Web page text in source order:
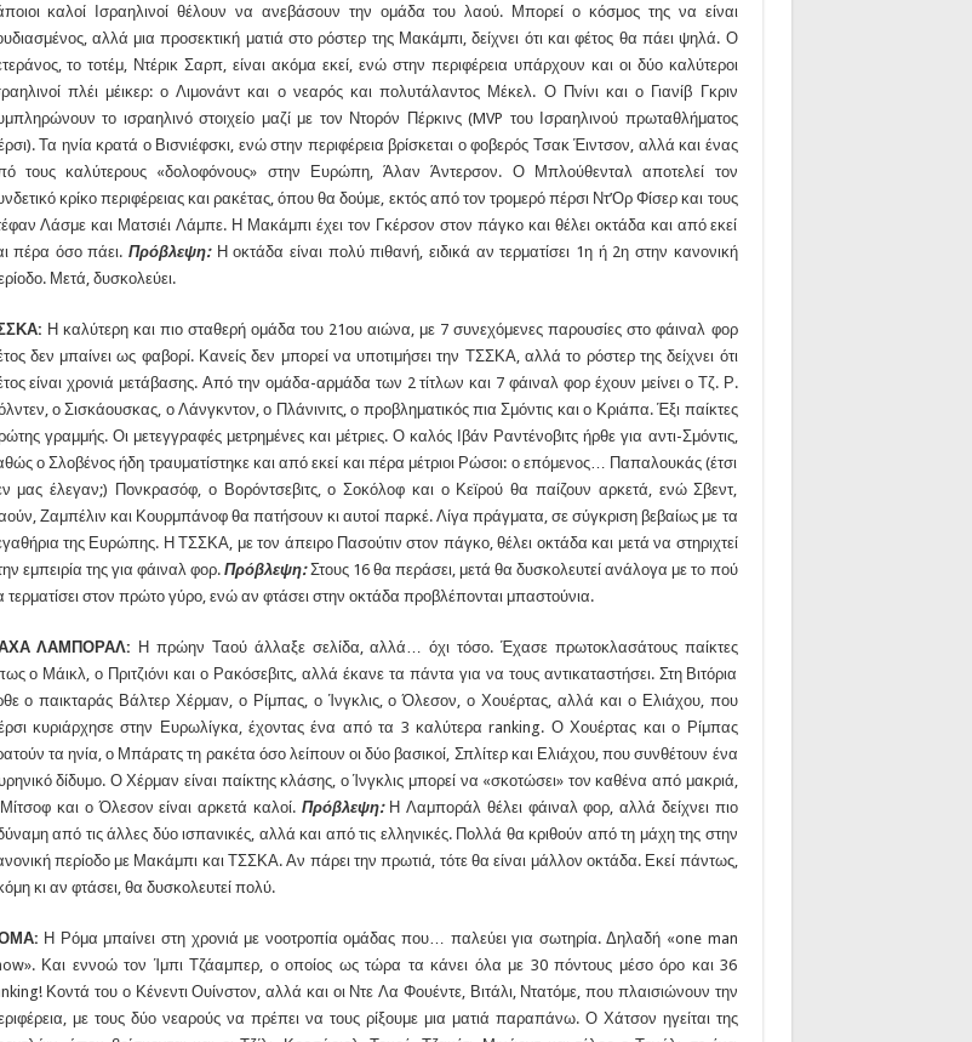
καλοί Ισραηλινοί θέλουν να ανεβάσουν την ομάδα του λαού. Μπορεί ο κόσμος της να είναι
αλλά μια προσεκτική ματιά στο ρόστερ της Μακάμπι, δείχνει ότι και φέτος θα πάει ψηλά. Ο
το τοτέμ, Ντέρικ Σαρπ, είναι ακόμα εκεί, ενώ στην περιφέρεια υπάρχουν και οι δύο καλύτεροι
πλέι μέικερ: ο Λιμονάντ και ο νεαρός και πολυτάλαντος Μέκελ. Ο Πνίνι και ο Γιανίβ Γκριν
το ισραηλινό στοιχείο μαζί με τον Ντορόν Πέρκινς (MVP του Ισραηλινού πρωταθλήματος
Τα ηνία κρατά ο Βισνιέφσκι, ενώ στην περιφέρεια βρίσκεται ο φοβερός Τσακ Έιντσον, αλλά και ένας
τους καλύτερους «δολοφόνους» στην Ευρώπη, Άλαν Άντερσον. Ο Μπλούθενταλ αποτελεί τον
κρίκο περιφέρειας και ρακέτας, όπου θα δούμε, εκτός από τον τρομερό πέρσι Ντ’Ορ Φίσερ και τους
Λάσμε και Ματσιέι Λάμπε. Η Μακάμπι έχει τον Γκέρσον στον πάγκο και θέλει οκτάδα και από εκεί
πέρα όσο πάει.Πρόβλεψη: Η οκτάδα είναι πολύ πιθανή, ειδικά αν τερματίσει 1η ή 2η στην κανονική
Μετά, δυσκολεύει.
Η καλύτερη και πιο σταθερή ομάδα του 21ου αιώνα, με 7 συνεχόμενες παρουσίες στο φάιναλ φορ
δεν μπαίνει ως φαβορί. Κανείς δεν μπορεί να υποτιμήσει την ΤΣΣΚΑ, αλλά το ρόστερ της δείχνει ότι
είναι χρονιά μετάβασης. Από την ομάδα-αρμάδα των 2 τίτλων και 7 φάιναλ φορ έχουν μείνει ο Τζ. Ρ.
ο Σισκάουσκας, ο Λάνγκντον, ο Πλάνινιτς, ο προβληματικός πια Σμόντις και ο Κριάπα. Έξι παίκτες
γραμμής. Οι μετεγγραφές μετρημένες και μέτριες. Ο καλός Ιβάν Ραντένοβιτς ήρθε για αντι-Σμόντις,
ο Σλοβένος ήδη τραυματίστηκε και από εκεί και πέρα μέτριοι Ρώσοι: ο επόμενος… Παπαλουκάς (έτσι
μας έλεγαν;) Πονκρασόφ, ο Βορόντσεβιτς, ο Σοκόλοφ και ο Κεϊρού θα παίζουν αρκετά, ενώ Σβεντ,
Ζαμπέλιν και Κουρμπάνοφ θα πατήσουν κι αυτοί παρκέ. Λίγα πράγματα, σε σύγκριση βεβαίως με τα
της Ευρώπης. Η ΤΣΣΚΑ, με τον άπειρο Πασούτιν στον πάγκο, θέλει οκτάδα και μετά να στηριχτεί
εμπειρία της για φάιναλ φορ.Πρόβλεψη:Στους 16 θα περάσει, μετά θα δυσκολευτεί ανάλογα με το πού
τερματίσει στον πρώτο γύρο, ενώ αν φτάσει στην οκτάδα προβλέπονται μπαστούνια.
ΛΑΜΠΟΡΑΛ: Η πρώην Ταού άλλαξε σελίδα, αλλά… όχι τόσο. Έχασε πρωτοκλασάτους παίκτες
ο Μάικλ, ο Πριτζιόνι και ο Ρακόσεβιτς, αλλά έκανε τα πάντα για να τους αντικαταστήσει. Στη Βιτόρια
ο παικταράς Βάλτερ Χέρμαν, ο Ρίμπας, ο Ίνγκλις, ο Όλεσον, ο Χουέρτας, αλλά και ο Ελιάχου, που
κυριάρχησε στην Ευρωλίγκα, έχοντας ένα από τα 3 καλύτερα ranking. Ο Χουέρτας και ο Ρίμπας
τα ηνία, ο Μπάρατς τη ρακέτα όσο λείπουν οι δύο βασικοί, Σπλίτερ και Ελιάχου, που συνθέτουν ένα
δίδυμο. Ο Χέρμαν είναι παίκτης κλάσης, ο Ίνγκλις μπορεί να «σκοτώσει» τον καθένα από μακριά,
και ο Όλεσον είναι αρκετά καλοί. Πρόβλεψη:Η Λαμποράλ θέλει φάιναλ φορ, αλλά δείχνει πιο
από τις άλλες δύο ισπανικές, αλλά και από τις ελληνικές. Πολλά θα κριθούν από τη μάχη της στην
περίοδο με Μακάμπι και ΤΣΣΚΑ. Αν πάρει την πρωτιά, τότε θα είναι μάλλον οκτάδα. Εκεί πάντως,
κι αν φτάσει, θα δυσκολευτεί πολύ.
Η Ρόμα μπαίνει στη χρονιά με νοοτροπία ομάδας που… παλεύει για σωτηρία. Δηλαδή «one man
Και εννοώ τον Ίμπι Τζάαμπερ, ο οποίος ως τώρα τα κάνει όλα με 30 πόντους μέσο όρο και 36
Κοντά του ο Κένεντι Ουίνστον, αλλά και οι Ντε Λα Φουέντε, Βιτάλι, Ντατόμε, που πλαισιώνουν την
με τους δύο νεαρούς να πρέπει να τους ρίξουμε μια ματιά παραπάνω. Ο Χάτσον ηγείται της